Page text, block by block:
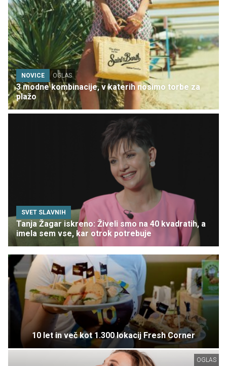
NOVICE OGLAS
3 modne kombinacije, v katerih nosimo torbe za
plažo
SVET SLAVNIH
Tanja Žagar iskreno: Živeli smo na 40 kvadratih, a
imela sem vse, kar otrok potrebuje
10 let in več kot 1.300 lokacij Fresh Corner
OGLAS